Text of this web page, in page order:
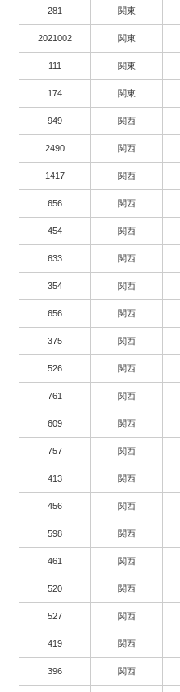
281 関東
2021002 関東
111 関東
174 関東
949 関西
2490 関西
1417 関西
656 関西
454 関西
633 関西
354 関西
656 関西
375 関西
526 関西
761 関西
609 関西
757 関西
413 関西
456 関西
598 関西
461 関西
520 関西
527 関西
419 関西
396 関西